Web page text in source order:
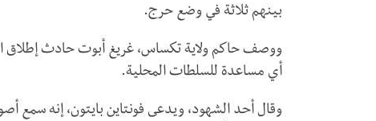
بينهم ثلاثة في وضع حرج.
ووصف حاكم ولاية تكساس، غريغ أبوت حادث إطلاق
أي مساعدة للسلطات المحلية.
وقال أحد الشهود، ويدعى فونتاين بايتون، إنه سمع